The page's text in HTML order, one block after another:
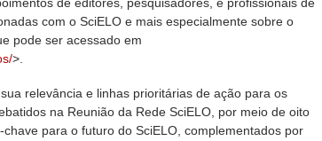
com o SciELO e mais especialmente sobre o
pode ser acessado em
>.
relevância e linhas prioritárias de ação para os
na Reunião da Rede SciELO, por meio de oito
para o futuro do SciELO, complementados por